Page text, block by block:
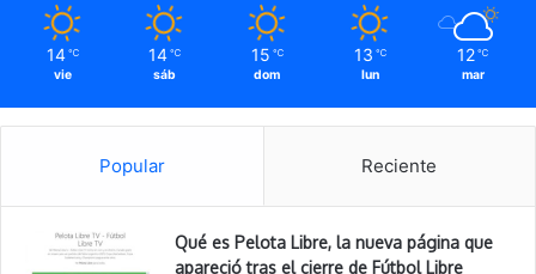
14 ℃
vie
14 ℃
sáb
15 ℃
dom
13 ℃
lun
12 ℃
mar
Popular Reciente
Qué es Pelota Libre, la nueva página que
apareció tras el cierre de Fútbol Libre